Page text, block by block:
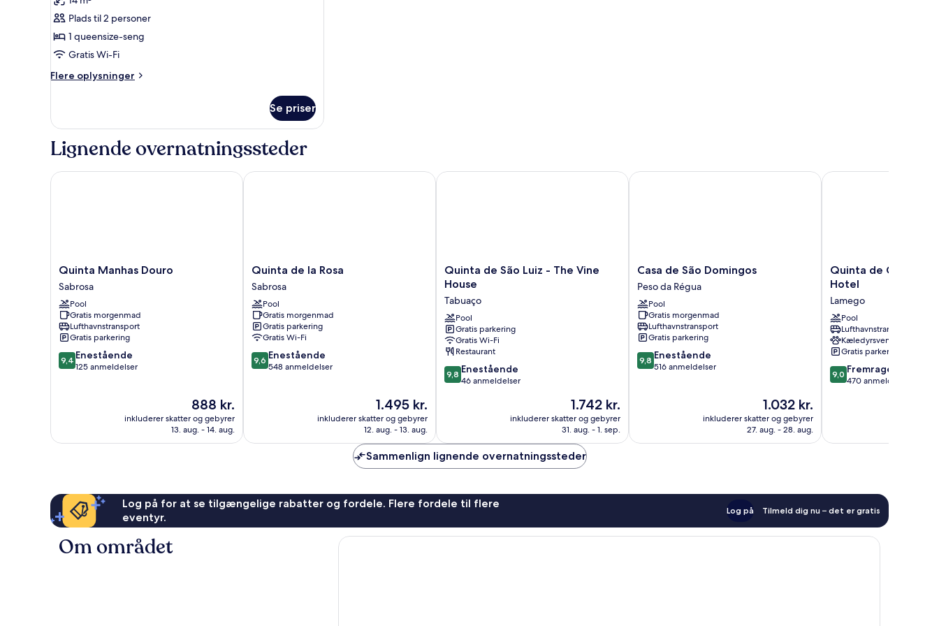
billeder
af
Duplo
Económico
com
vista
Plads til 2 personer
1 queensize-seng
Gratis Wi-Fi
Flere oplysninger
Flere
Económico
vista
Se priser
Lignende overnatningssteder
Quinta
Manhas
Douro
Sabrosa
Quinta Manhas Douro
Sabrosa
Pool
Gratis morgenmad
Lufthavnstransport
Gratis parkering
9.4
ud
9,4 Enestående
125 anmeldelser
Prisen
888 kr.
888 kr.
inkluderer skatter og gebyrer
13. aug. - 14. aug.
Quinta Manhas Douro
Quinta
de
la
Rosa
Sabrosa
Quinta de la Rosa
Sabrosa
Pool
Gratis morgenmad
Gratis parkering
Gratis Wi-Fi
9.6
ud
9,6 Enestående
548 anmeldelser
Prisen
1.495 kr.
1.495 kr.
inkluderer skatter og gebyrer
12. aug. - 13. aug.
Quinta de la Rosa
Quinta
de
Luiz
-
The
Vine
House
Tabuaço
Quinta de São Luiz - The Vine
House
Tabuaço
Pool
Gratis parkering
Gratis Wi-Fi
Restaurant
9.8
ud
anmeldelser
9,8 Enestående
46 anmeldelser
Prisen
1.742 kr.
1.742 kr.
inkluderer skatter og gebyrer
31. aug. - 1. sep.
Quinta de São Luiz - The Vine House
Casa
de
São
Domingos
Peso
da
Régua
Casa de São Domingos
Peso da Régua
Pool
Gratis morgenmad
Lufthavnstransport
Gratis parkering
9.8
ud
9,8 Enestående
516 anmeldelser
Prisen
1.032 kr.
1.032 kr.
inkluderer skatter og gebyrer
27. aug. - 28. aug.
Casa de São Domingos
Quinta
de
Wine
Hotel
Lamego
Quinta de
Hotel
Lamego
Pool
Lufthavnstransport
Kæledyrsvenligt
Gratis parkering
9.0
ud
anmeldelser
9,0 Fremragende
470 anmeldelser
Quinta de
Sammenlign lignende overnatningssteder
Log på for at se tilgængelige rabatter og fordele. Flere fordele til flere
eventyr.
Log på Tilmeld dig nu – det er gratis
Om området